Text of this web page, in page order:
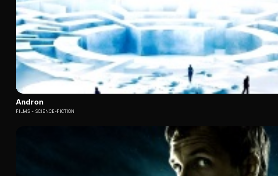
Andron
FILMS SCIENCE-FICTION